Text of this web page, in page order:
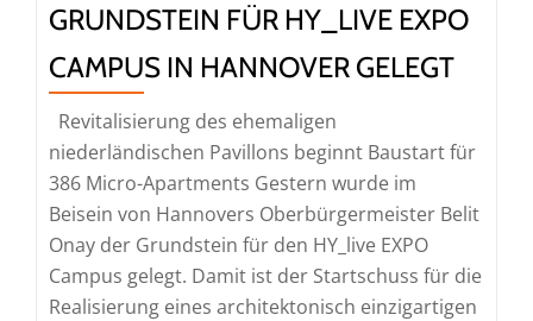
GRUNDSTEIN FÜR HY_LIVE EXPO
CAMPUS IN HANNOVER GELEGT
Revitalisierung des ehemaligen
niederländischen Pavillons beginnt Baustart für
386 Micro-Apartments Gestern wurde im
Beisein von Hannovers Oberbürgermeister Belit
Onay der Grundstein für den HY_live EXPO
Campus gelegt. Damit ist der Startschuss für die
Realisierung eines architektonisch einzigartigen